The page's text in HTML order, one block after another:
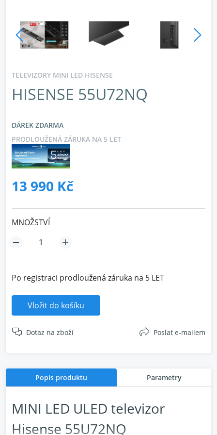
TELEVIZORY MINI LED HISENSE
HISENSE 55U72NQ
DÁREK ZDARMA
PRODLOUŽENÁ ZÁRUKA NA 5 LET
13 990 Kč
MNOŽSTVÍ
Po registraci prodloužená záruka na 5 LET
Vložit do košíku
Dotaz na zboží Poslat e-mailem
Popis produktu Parametry
MINI LED ULED televizor
Hisense 55U72NQ